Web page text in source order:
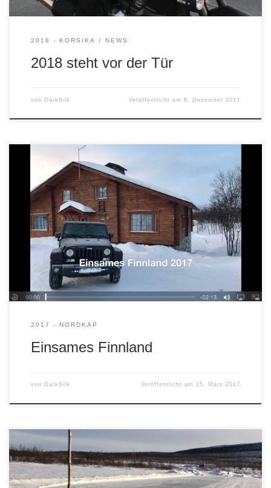
2018 - KORSIKA NEWS
2018 steht vor der Tür
von DarkSilk Veröffentlicht am6. Dezember 2017
2017 - NORDKAP
Einsames Finnland
von DarkSilk Veröffentlicht am 15. März 2017